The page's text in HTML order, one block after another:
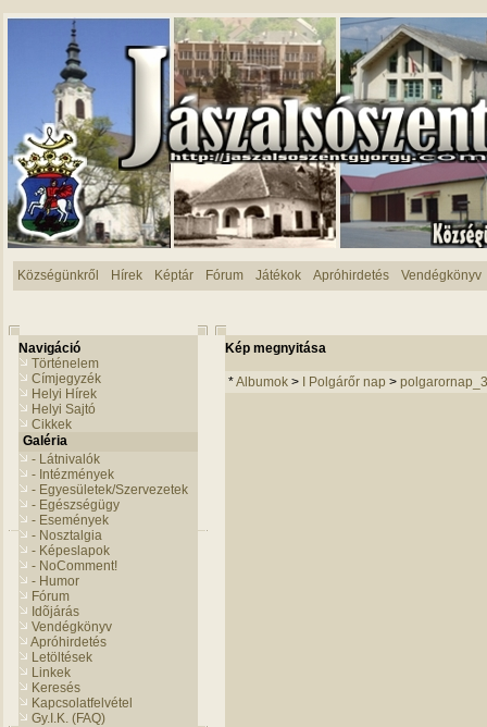
Községünkről Hírek Képtár Fórum Játékok Apróhirdetés Vendégkönyv
Navigáció
Történelem
Címjegyzék
Helyi Hírek
Helyi Sajtó
Cikkek
Galéria
- Látnivalók
- Intézmények
- Egyesületek/Szervezetek
- Egészségügy
- Események
- Nosztalgia
- Képeslapok
- NoComment!
- Humor
Fórum
Idõjárás
Vendégkönyv
Apróhirdetés
Letöltések
Linkek
Keresés
Kapcsolatfelvétel
Gy.I.K. (FAQ)
Kép megnyitása
*Albumok > I Polgárőr nap >